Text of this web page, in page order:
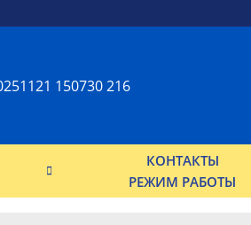
КОНТАКТЫ
РЕЖИМ РАБОТЫ